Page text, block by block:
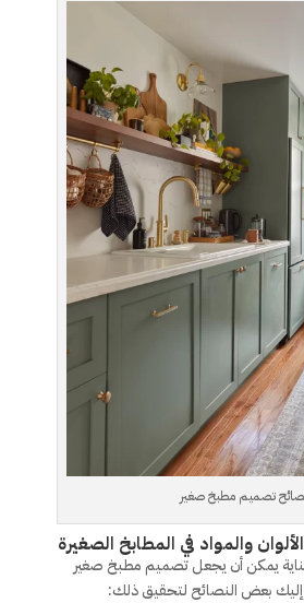
تصميم مطبخ صغير
والمواد في المطابخ الصغيرة
بعناية يمكن أن يجعل تصميم مطبخ صغير
إليك بعض النصائح لتحقيق ذلك: